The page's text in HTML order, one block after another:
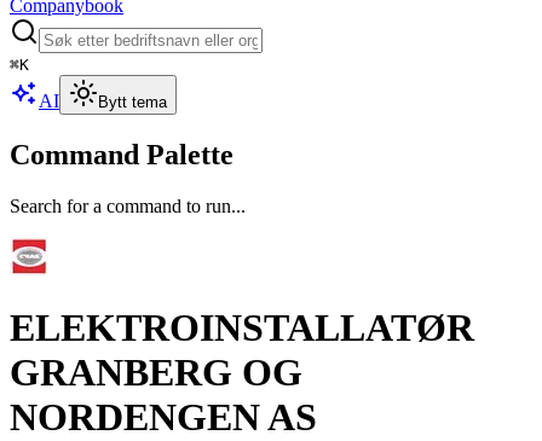
Companybook
⌘K
AI Bytt tema
Command Palette
Search for a command to run...
ELEKTROINSTALLATØR
GRANBERG OG
NORDENGEN AS